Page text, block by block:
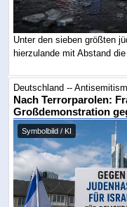
Unter den sieben größten
hierzulande mit Abstand die
Deutschland --
Nach Terrorparolen:
Großdemonstration
Symbolbild / KI